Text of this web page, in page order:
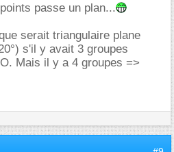
passe un plan...
serait triangulaire plane
s'il y avait 3 groupes
Mais il y a 4 groupes =>